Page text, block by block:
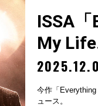
ISSA
My
今作「
ュース。